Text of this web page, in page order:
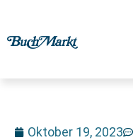
Oktober 19, 2023